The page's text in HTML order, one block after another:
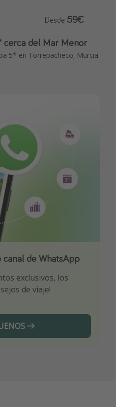
cerca del Mar Menor
5* en Torrepacheco, Murcia
Desde 59€
de WhatsApp
exclusivos, los
de viaje!
nuestros chollazos
canal de Telegram!
seleccionadas para
en viajes